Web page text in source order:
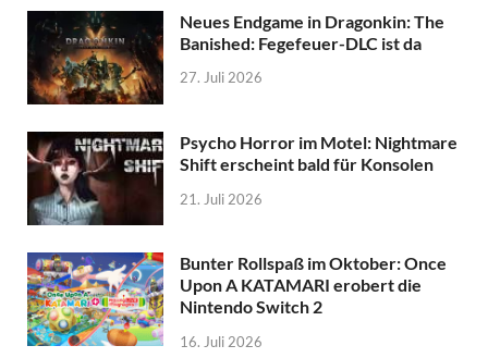
Neues Endgame in Dragonkin: The
Banished: Fegefeuer-DLC ist da
27. Juli 2026
Psycho Horror im Motel: Nightmare
Shift erscheint bald für Konsolen
21. Juli 2026
Bunter Rollspaß im Oktober: Once
Upon A KATAMARI erobert die
Nintendo Switch 2
16. Juli 2026